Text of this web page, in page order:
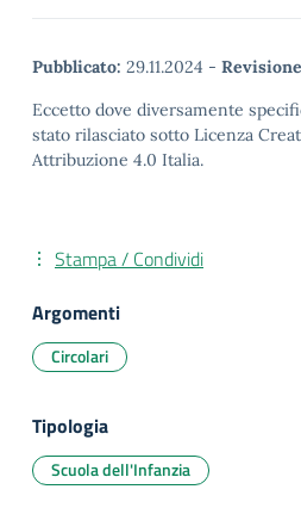
Pubblicato: 29.11.2024 -
Eccetto dove diversamente
stato rilasciato sotto Licenza
Attribuzione 4.0 Italia.
Stampa / Condividi
Argomenti
Circolari
Tipologia
Scuola dell'Infanzia